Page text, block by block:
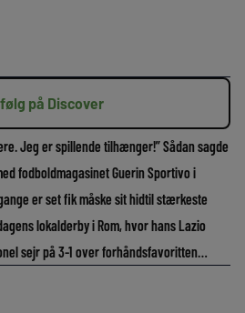
følg på Discover
Jeg er spillende tilhænger!” Sådan sagde
fodboldmagasinet Guerin Sportivo i
er set fik måske sit hidtil stærkeste
lokalderby i Rom, hvor hans Lazio
sejr på 3-1 over forhåndsfavoritten…